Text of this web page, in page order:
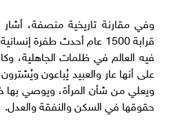
وفي مقارنة تاريخية منصفة،
قرابة 1500 عام أحدث
فيه العالم في ظلمات الجاهلية،
على أنها عار والعبيد يُباعون
ويعلي من شأن المرأة، ويوصي بها
حقوقها في السكن والنفقة والعدل.